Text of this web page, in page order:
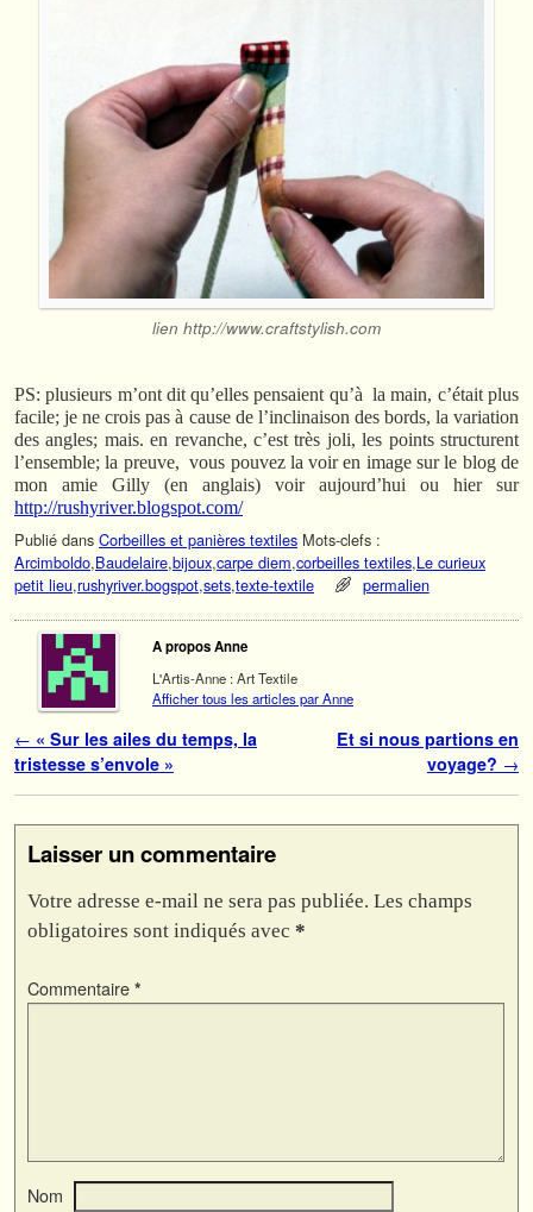
lien http://www.craftstylish.com
PS: plusieurs m’ont dit qu’elles pensaient qu’à la main, c’était plus
facile; je ne crois pas à cause de l’inclinaison des bords, la variation
des angles; mais. en revanche, c’est très joli, les points structurent
l’ensemble; la preuve, vous pouvez la voir en image sur le blog de
mon amie Gilly (en anglais) voir aujourd’hui ou hier sur
http://rushyriver.blogspot.com/
Publié dans Corbeilles et panières textiles Mots-clefs :
Arcimboldo,Baudelaire,bijoux,carpe diem,corbeilles textiles,Le curieux
petit lieu,rushyriver.bogspot,sets,texte-textile permalien
A propos Anne
L'Artis-Anne : Art Textile
Afficher tous les articles par Anne
Navigation des articles
← « Sur les ailes du temps, la
tristesse s’envole »
Et si nous partions en
voyage? →
Laisser un commentaire
Votre adresse e-mail ne sera pas publiée. Les champs
obligatoires sont indiqués avec *
Commentaire *
Nom